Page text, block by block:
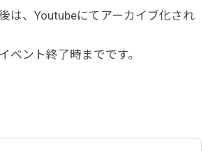
は、Youtubeにてアーカイブ化され
ベント終了時までです。